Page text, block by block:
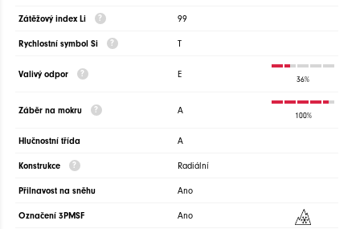
Zátěžový index Li 99
Rychlostní symbol Si T
Valivý odpor E
36%
Záběr na mokru A
100%
Hlučnostní třída A
Konstrukce Radiální
Přilnavost na sněhu Ano
Označení 3PMSF Ano